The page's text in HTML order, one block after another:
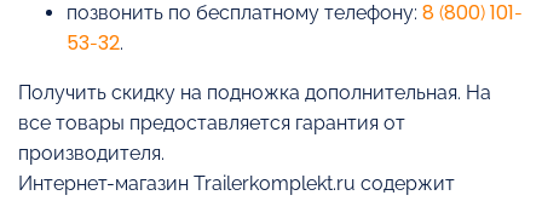
позвонить по бесплатному телефону: 8 (800) 101-
53-32.
Получить скидку на подножка дополнительная. На
все товары предоставляется гарантия от
производителя.
Интернет-магазин Trailerkomplekt.ru содержит